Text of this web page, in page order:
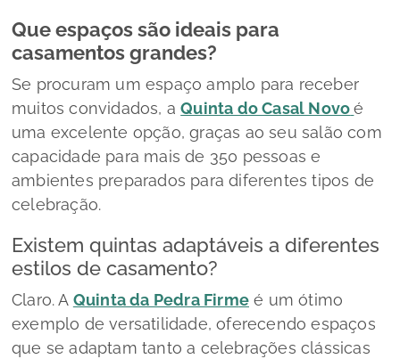
Que espaços são ideais para
casamentos grandes?
Se procuram um espaço amplo para receber
muitos convidados, aQuinta do Casal Novo é
uma excelente opção, graças ao seu salão com
capacidade para mais de 350 pessoas e
ambientes preparados para diferentes tipos de
celebração.
Existem quintas adaptáveis a diferentes
estilos de casamento?
Claro. A Quinta da Pedra Firme é um ótimo
exemplo de versatilidade, oferecendo espaços
que se adaptam tanto a celebrações clássicas